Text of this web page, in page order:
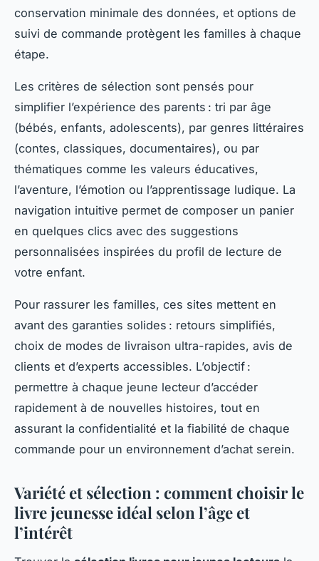
conservation minimale des données, et options de
suivi de commande protègent les familles à chaque
étape.
Les critères de sélection sont pensés pour
simplifier l’expérience des parents : tri par âge
(bébés, enfants, adolescents), par genres littéraires
(contes, classiques, documentaires), ou par
thématiques comme les valeurs éducatives,
l’aventure, l’émotion ou l’apprentissage ludique. La
navigation intuitive permet de composer un panier
en quelques clics avec des suggestions
personnalisées inspirées du profil de lecture de
votre enfant.
Pour rassurer les familles, ces sites mettent en
avant des garanties solides : retours simplifiés,
choix de modes de livraison ultra-rapides, avis de
clients et d’experts accessibles. L’objectif :
permettre à chaque jeune lecteur d’accéder
rapidement à de nouvelles histoires, tout en
assurant la confidentialité et la fiabilité de chaque
commande pour un environnement d’achat serein.
Variété et sélection : comment choisir le
livre jeunesse idéal selon l’âge et
l’intérêt